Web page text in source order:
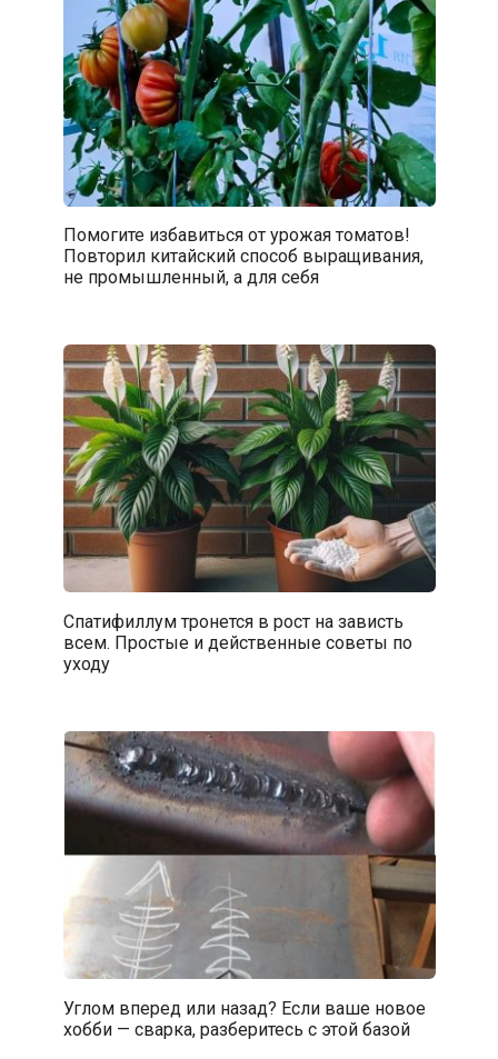
Помогите избавиться от урожая томатов!
Повторил китайский способ выращивания,
не промышленный, а для себя
Спатифиллум тронется в рост на зависть
всем. Простые и действенные советы по
уходу
Углом вперед или назад? Если ваше новое
хобби — сварка, разберитесь с этой базой